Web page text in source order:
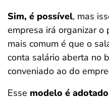
Sim, é possível, mas
empresa irá organizar o
mais comum é que o
conta salário aberta no
conveniado ao do
Esse modelo é